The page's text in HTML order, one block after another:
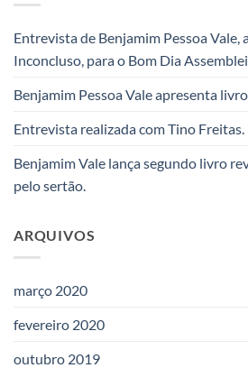
Entrevista de Benjamim Pessoa
Inconcluso, para o Bom Dia
Benjamim Pessoa Vale apresenta
Entrevista realizada com Tino Freitas.
Benjamim Vale lança segundo livro
pelo sertão.
ARQUIVOS
março 2020
fevereiro 2020
outubro 2019